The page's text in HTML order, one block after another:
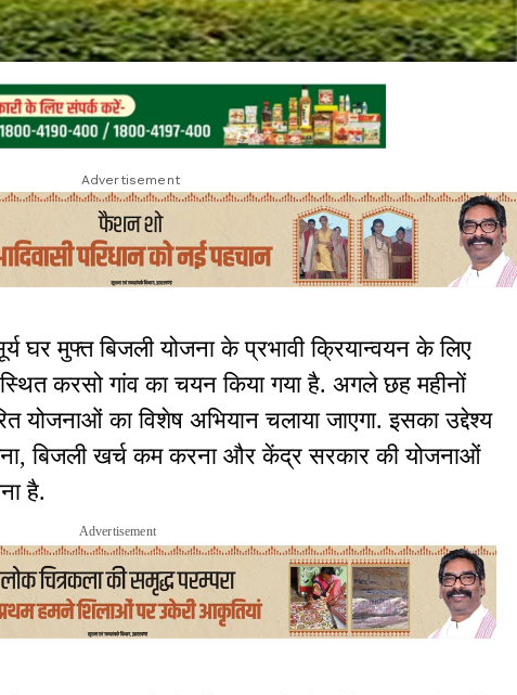
Advertisement
घर मुफ्त बिजली योजना के प्रभावी क्रियान्वयन के लिए
करसो गांव का चयन किया गया है. अगले छह महीनों
योजनाओं का विशेष अभियान चलाया जाएगा. इसका उद्देश्य
बिजली खर्च कम करना और केंद्र सरकार की योजनाओं
है.
Advertisement